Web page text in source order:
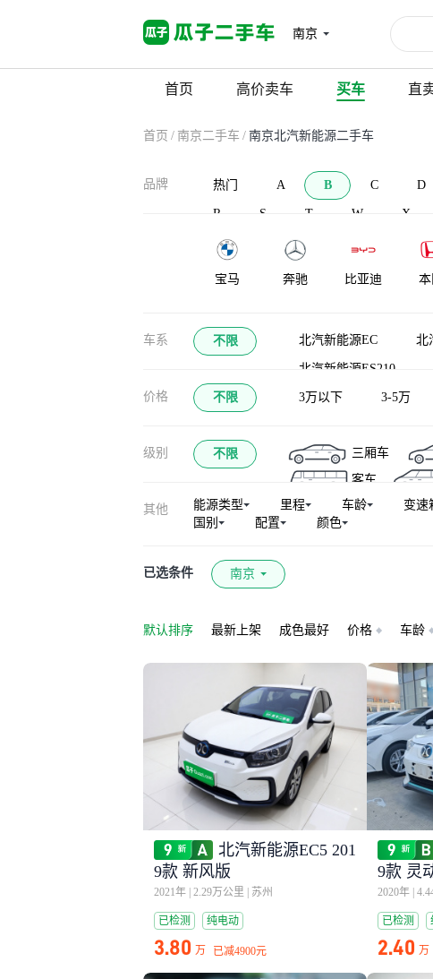
南京
首页 高价卖车 买车 直
首页 / 南京二手车 / 南京北汽新能源二手车
品牌 热门 A B C D
R S T W X
宝马 奔驰 比亚迪 本
宝沃 北汽新能源 北汽威旺
BAW
布加迪
车系 不限 北汽新能源EC 北
北汽新能源ES210
价格 不限 3万以下 3-5万
级别 不限 三厢车
客车
其他 能源类型 里程 车龄 变速
国别
配置 颜色
已选条件 南京
默认排序 最新上架 成色最好 价格 车龄
北汽新能源EC5 201
9款 新风版
2021年 2.29万公里 苏州
已检测 纯电动
3.80 万 已减4900元
9款 灵
2020年
已检测
2.40 万